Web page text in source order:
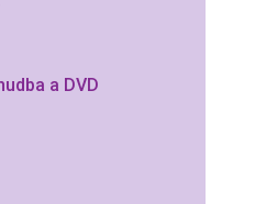
a DVD